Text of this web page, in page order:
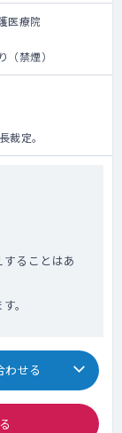
医療院
禁煙）
裁定。
ることはあ
。
わせる